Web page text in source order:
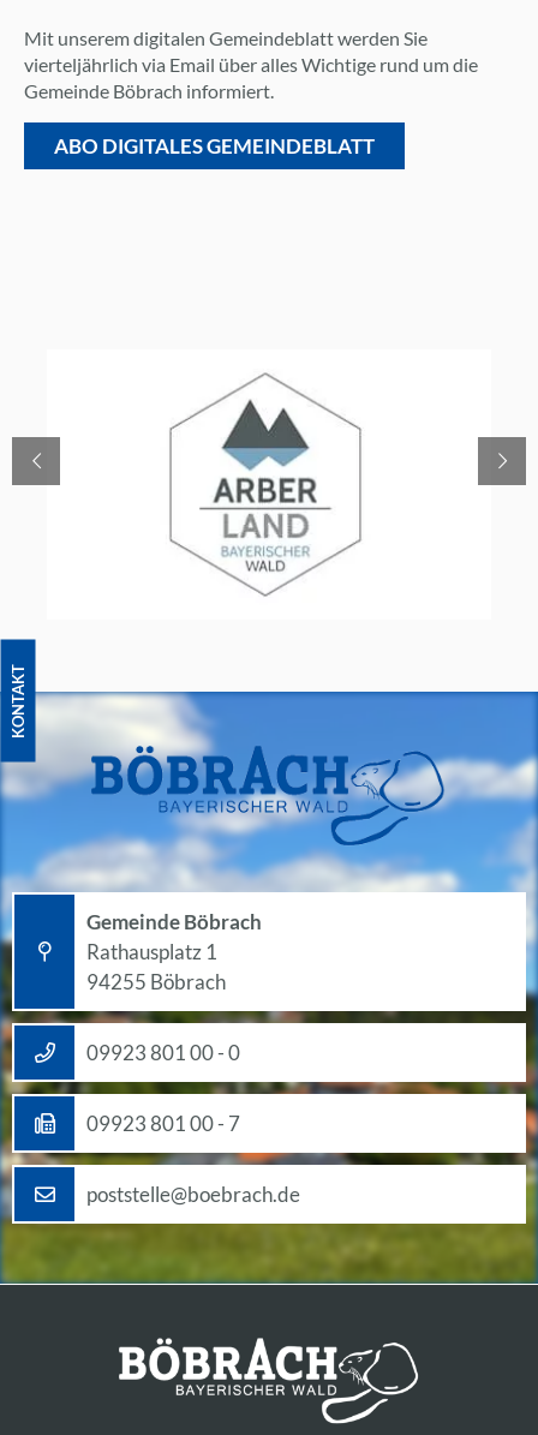
Mit unserem digitalen Gemeindeblatt werden Sie
vierteljährlich via Email über alles Wichtige rund um die
Gemeinde Böbrach informiert.
ABO DIGITALES GEMEINDEBLATT
KONTAKT
Gemeinde Böbrach
Rathausplatz 1
94255 Böbrach
09923 801 00 - 0
09923 801 00 - 7
poststelle@boebrach.de